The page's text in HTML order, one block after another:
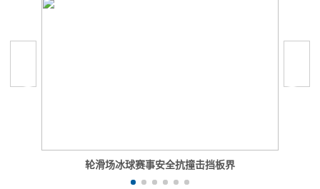
轮滑场冰球赛事安全抗撞击挡板界